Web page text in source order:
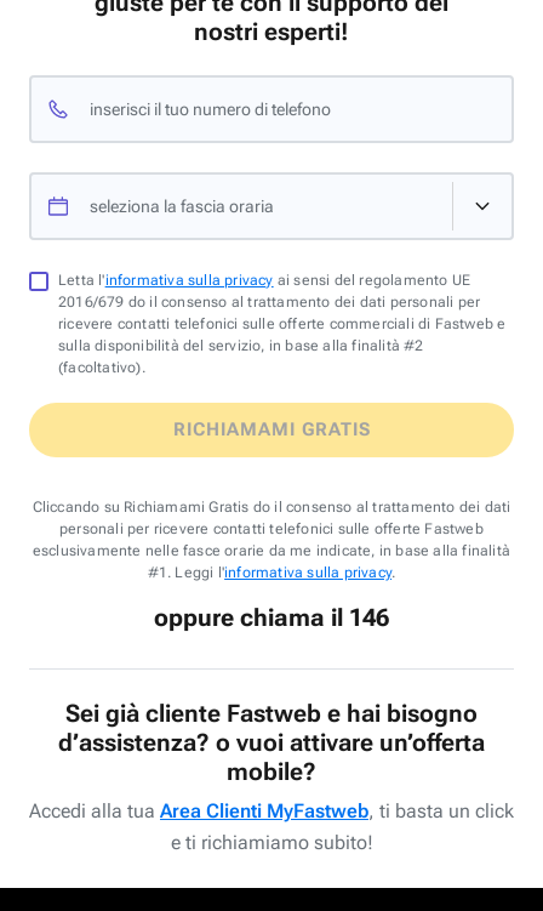
nostri esperti!
inserisci il tuo numero di telefono
seleziona la fascia oraria
Letta l'informativa sulla privacy ai sensi del regolamento UE
2016/679 do il consenso al trattamento dei dati personali per
ricevere contatti telefonici sulle offerte commerciali di Fastweb e
sulla disponibilità del servizio, in base alla finalità #2
(facoltativo).
RICHIAMAMI GRATIS
Cliccando su Richiamami Gratis do il consenso al trattamento dei dati
personali per ricevere contatti telefonici sulle offerte Fastweb
esclusivamente nelle fasce orarie da me indicate, in base alla finalità
#1. Leggi l'informativa sulla privacy.
oppure chiama il 146
Sei già cliente Fastweb e hai bisogno
d’assistenza? o vuoi attivare un’offerta
mobile?
Accedi alla tua Area Clienti MyFastweb, ti basta un click
e ti richiamiamo subito!